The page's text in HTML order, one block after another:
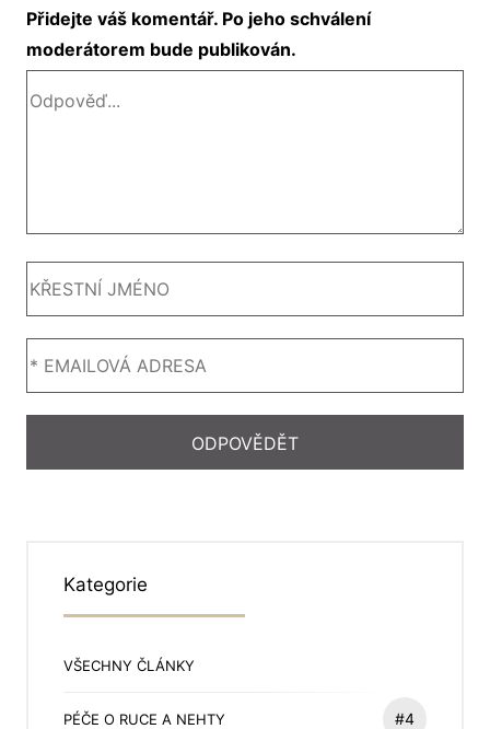
Přidejte váš komentář. Po jeho schválení
moderátorem bude publikován.
Kategorie
VŠECHNY ČLÁNKY
PÉČE O RUCE A NEHTY #4